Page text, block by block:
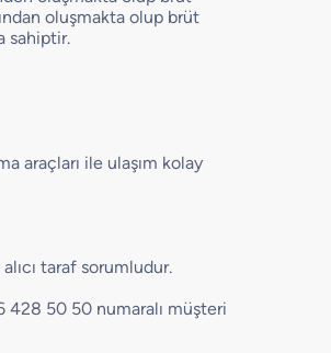
oluşmakta olup brüt
sahiptir.
araçları ile ulaşım kolay
taraf sorumludur.
428 50 50 numaralı müşteri